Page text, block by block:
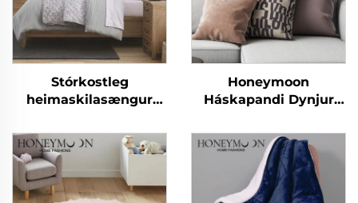
Stórkostleg
heimaskilasængur
skjalasængur
Honeymoon
Háskapandi Dynjur
velvi